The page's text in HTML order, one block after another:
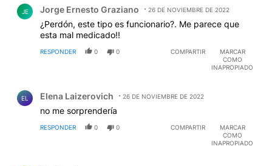
JE Jorge Ernesto Graziano 26 DE NOVIEMBRE DE 2022
¿Perdón, este tipo es funcionario?. Me parece que
esta mal medicado!!
RESPONDER 0 0 COMPARTIR
MARCAR
COMO
INAPROPIADO
EL Elena Laizerovich 26 DE NOVIEMBRE DE 2022
no me sorprendería
RESPONDER 0 0 COMPARTIR
MARCAR
COMO
INAPROPIADO